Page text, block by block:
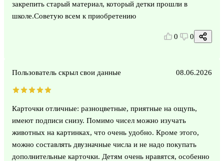
закрепить старый материал, который детки прошли в
школе.Советую всем к приобретению
0 0
Пользователь скрыл свои данные 08.06.2026
Карточки отличные: разноцветные, приятные на ощупь,
имеют подписи снизу. Помимо чисел можно изучать
животных на картинках, что очень удобно. Кроме этого,
можно составлять двузначные числа и не надо покупать
дополнительные карточки. Детям очень нравятся, особенно